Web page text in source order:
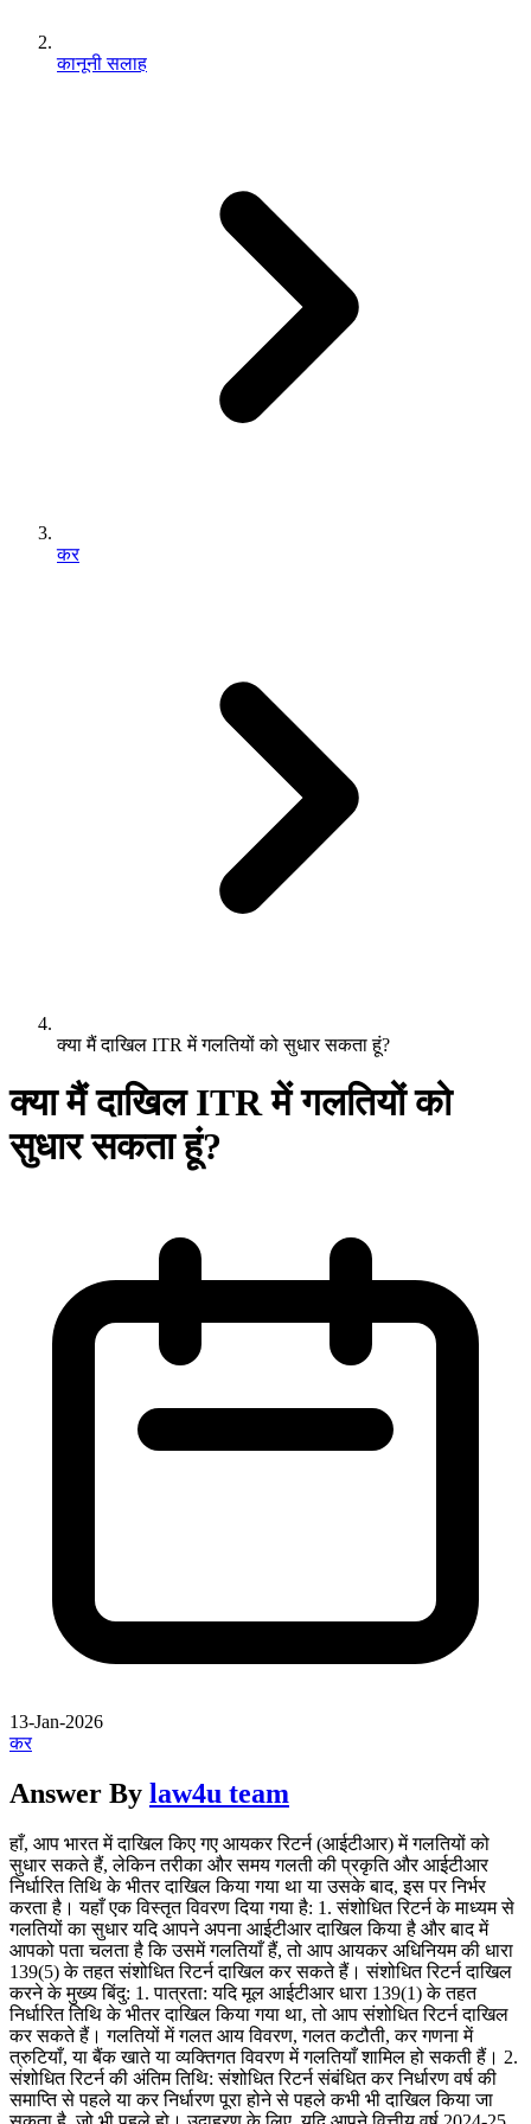
कानूनी सलाह
कर
क्या मैं दाखिल ITR में गलतियों को सुधार सकता हूं?
क्या मैं दाखिल ITR में गलतियों को
सुधार सकता हूं?
13-Jan-2026
कर
Answer By law4u team
हाँ, आप भारत में दाखिल किए गए आयकर रिटर्न (आईटीआर) में गलतियों को
सुधार सकते हैं, लेकिन तरीका और समय गलती की प्रकृति और आईटीआर
निर्धारित तिथि के भीतर दाखिल किया गया था या उसके बाद, इस पर निर्भर
करता है। यहाँ एक विस्तृत विवरण दिया गया है: 1. संशोधित रिटर्न के माध्यम से
गलतियों का सुधार यदि आपने अपना आईटीआर दाखिल किया है और बाद में
आपको पता चलता है कि उसमें गलतियाँ हैं, तो आप आयकर अधिनियम की धारा
139(5) के तहत संशोधित रिटर्न दाखिल कर सकते हैं। संशोधित रिटर्न दाखिल
करने के मुख्य बिंदु: 1. पात्रता: यदि मूल आईटीआर धारा 139(1) के तहत
निर्धारित तिथि के भीतर दाखिल किया गया था, तो आप संशोधित रिटर्न दाखिल
कर सकते हैं। गलतियों में गलत आय विवरण, गलत कटौती, कर गणना में
त्रुटियाँ, या बैंक खाते या व्यक्तिगत विवरण में गलतियाँ शामिल हो सकती हैं। 2.
संशोधित रिटर्न की अंतिम तिथि: संशोधित रिटर्न संबंधित कर निर्धारण वर्ष की
समाप्ति से पहले या कर निर्धारण पूरा होने से पहले कभी भी दाखिल किया जा